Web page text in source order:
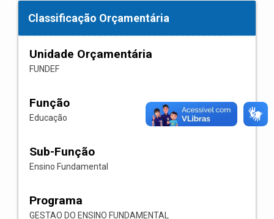
Classificação Orçamentária
Unidade Orçamentária
FUNDEF
Função
Educação
Sub-Função
Ensino Fundamental
Programa
GESTAO DO ENSINO FUNDAMENTAL